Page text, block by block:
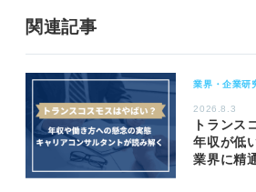
関連記事
業界・企業研
2026.8.3
トランス
年収が低
業界に精